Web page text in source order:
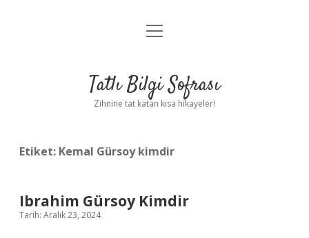
Anasayfa
Yasal Uyarı
menüyü
Tatlı Bilgi Sofrası
Zihnine tat katan kısa hikayeler!
Etiket: Kemal Gürsoy kimdir
Ibrahim Gürsoy Kimdir
Tarih: Aralık 23, 2024